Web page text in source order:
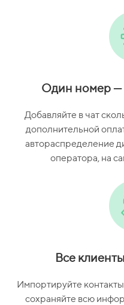
Один номер —
Добавляйте в чат
дополнительной
автораспределение
оператора, на
Все
Импортируйте
сохраняйте всю